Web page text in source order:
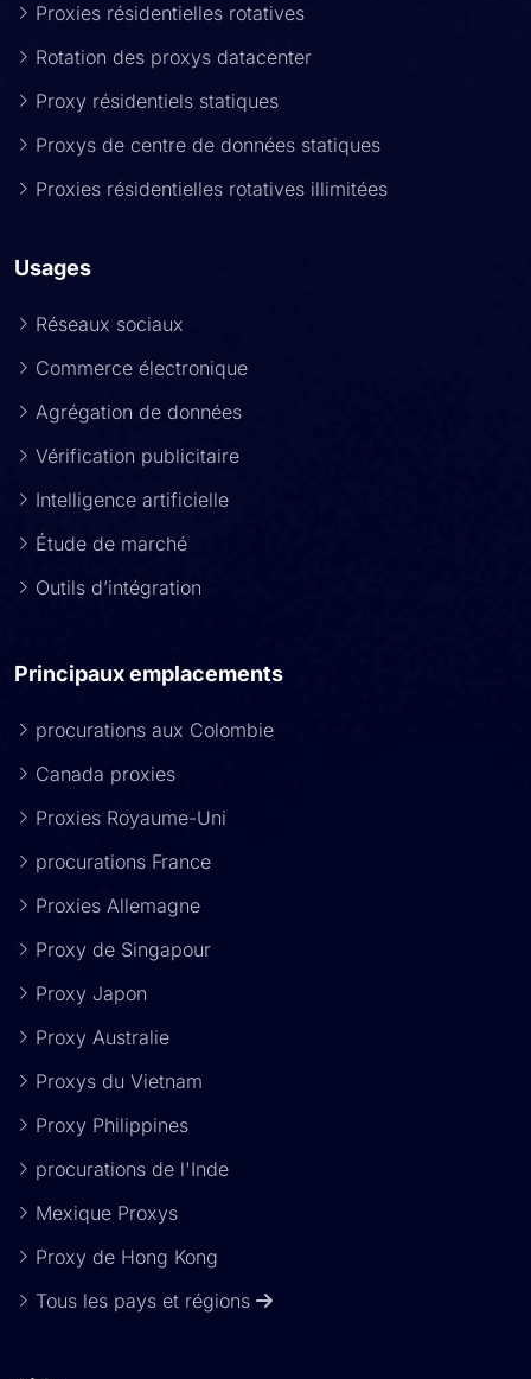
Proxies résidentielles rotatives
Rotation des proxys datacenter
Proxy résidentiels statiques
Proxys de centre de données statiques
Proxies résidentielles rotatives illimitées
Usages
Réseaux sociaux
Commerce électronique
Agrégation de données
Vérification publicitaire
Intelligence artificielle
Étude de marché
Outils d’intégration
Principaux emplacements
procurations aux Colombie
Canada proxies
Proxies Royaume-Uni
procurations France
Proxies Allemagne
Proxy de Singapour
Proxy Japon
Proxy Australie
Proxys du Vietnam
Proxy Philippines
procurations de l'Inde
Mexique Proxys
Proxy de Hong Kong
Tous les pays et régions